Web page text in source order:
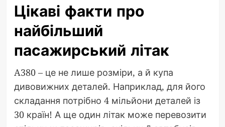
Цікаві факти про
найбільший
пасажирський літак
A380 – це не лише розміри, а й купа
дивовижних деталей. Наприклад, для його
складання потрібно 4 мільйони деталей із
30 країн! А ще один літак може перевозити